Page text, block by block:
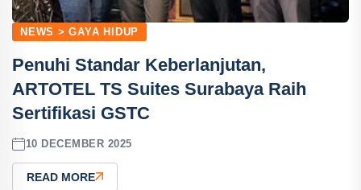
NEWS > GAYA HIDUP
Penuhi Standar Keberlanjutan,
ARTOTEL TS Suites Surabaya Raih
Sertifikasi GSTC
10 DECEMBER 2025
READ MORE